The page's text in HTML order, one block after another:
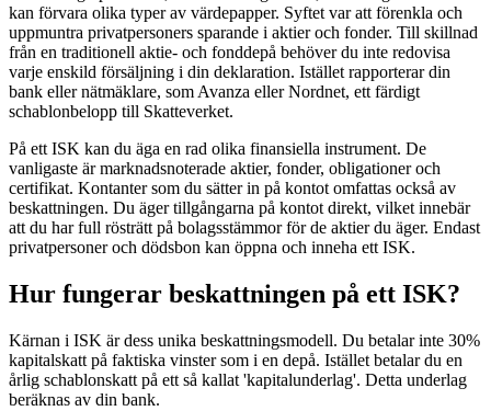
kan förvara olika typer av värdepapper. Syftet var att förenkla och
uppmuntra privatpersoners sparande i aktier och fonder. Till skillnad
från en traditionell aktie- och fonddepå behöver du inte redovisa
varje enskild försäljning i din deklaration. Istället rapporterar din
bank eller nätmäklare, som Avanza eller Nordnet, ett färdigt
schablonbelopp till Skatteverket.
På ett ISK kan du äga en rad olika finansiella instrument. De
vanligaste är marknadsnoterade aktier, fonder, obligationer och
certifikat. Kontanter som du sätter in på kontot omfattas också av
beskattningen. Du äger tillgångarna på kontot direkt, vilket innebär
att du har full rösträtt på bolagsstämmor för de aktier du äger. Endast
privatpersoner och dödsbon kan öppna och inneha ett ISK.
Hur fungerar beskattningen på ett ISK?
Kärnan i ISK är dess unika beskattningsmodell. Du betalar inte 30%
kapitalskatt på faktiska vinster som i en depå. Istället betalar du en
årlig schablonskatt på ett så kallat 'kapitalunderlag'. Detta underlag
beräknas av din bank.